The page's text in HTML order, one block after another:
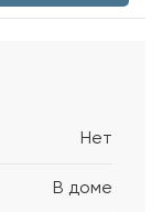
Нет
В доме